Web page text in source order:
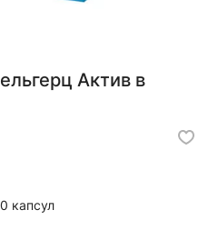
Актив в
капсул